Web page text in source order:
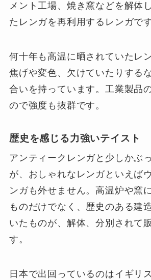
メント工場、焼き窯などを解体
たレンガを再利用するレンガです
何十年も高温に晒されていたレ
焦げや変色、欠けていたりする
合いを持っています。工業製品
ので強度も抜群です。
歴史を感じる力強いテイスト
アンティークレンガと少しかぶ
が、おしゃれなレンガといえば
ンガも外せません。高温炉や窯
ものだけでなく、歴史のある建
いたものが、解体、分別されて
す。
日本で出回っているのはイギリ